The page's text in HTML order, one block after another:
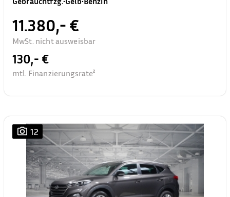
11.380,- €
MwSt. nicht ausweisbar
130,- €
mtl. Finanzierungsrate²
12